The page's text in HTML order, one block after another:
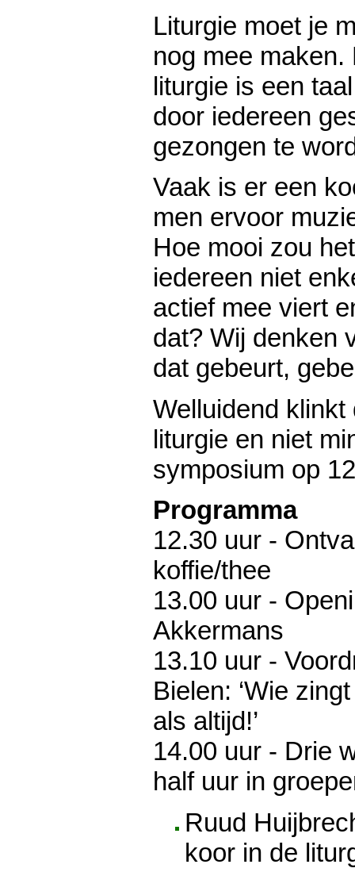
Liturgie moet je
nog mee maken.
liturgie is een
door iedereen
gezongen te
Vaak is er een
men ervoor
Hoe mooi zou
iedereen niet
actief mee viert
dat? Wij denken
dat gebeurt,
Welluidend klinkt
liturgie en niet
symposium op
Programma
12.30 uur -
koffie/thee
13.00 uur -
Akkermans
13.10 uur -
Bielen: ‘Wie
als altijd!’
14.00 uur - Drie
half uur in
Ruud
koor in de